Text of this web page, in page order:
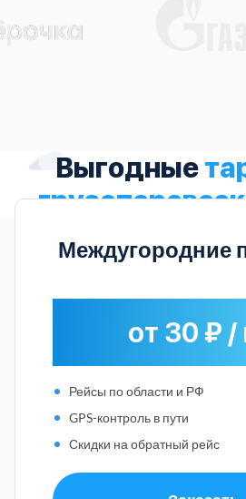
Выгодные
Междугородние
от 30 ₽ /
Рейсы по области и РФ
GPS-контроль в пути
Скидки на обратный рейс